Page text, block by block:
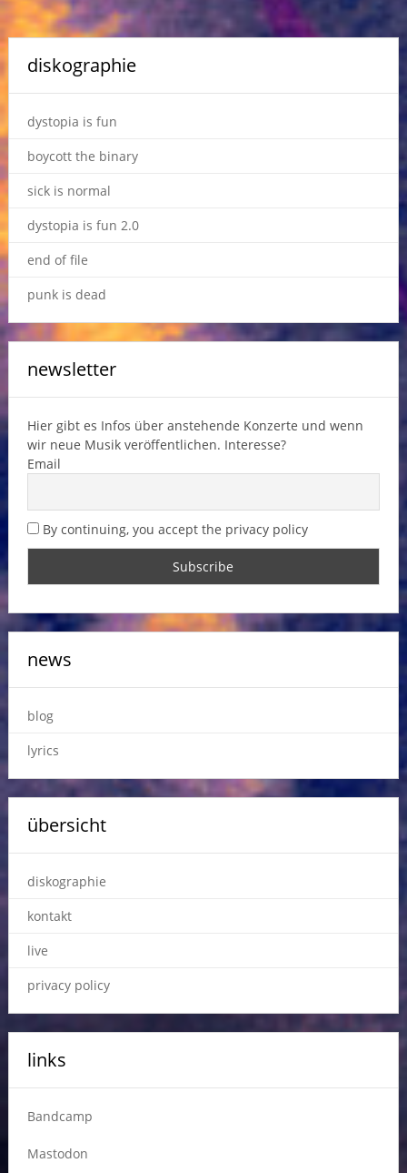
diskographie
dystopia is fun
boycott the binary
sick is normal
dystopia is fun 2.0
end of file
punk is dead
newsletter
Hier gibt es Infos über anstehende Konzerte und wenn
wir neue Musik veröffentlichen. Interesse?
Email
By continuing, you accept the privacy policy
news
blog
lyrics
übersicht
diskographie
kontakt
live
privacy policy
links
Bandcamp
Mastodon